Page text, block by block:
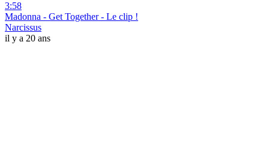
3:58
Madonna - Get Together - Le clip !
Narcissus
il y a 20 ans